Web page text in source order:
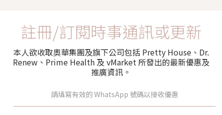
註冊/訂閱時事通訊或更新
本人欲收取奧華集團及旗下公司包括 Pretty House、Dr.
Renew、Prime Health 及 vMarket 所發出的最新優惠及
推廣資訊。